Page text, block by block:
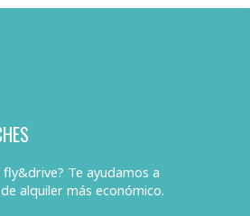
Te ayudamos a
alquiler más económico.